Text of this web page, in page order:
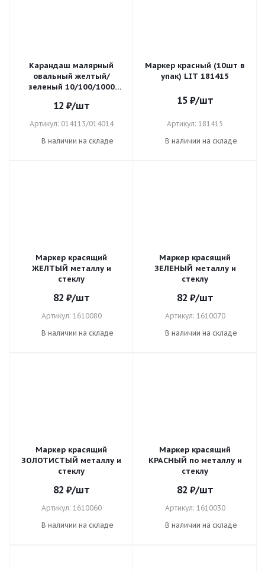
Карандаш малярный
овальный желтый/
зеленый 10/100/1000
12 ₽/шт
Артикул: 014113/014014
В наличии на складе
Маркер красный (10шт в
упак) LIT 181415
15₽/шт
Артикул: 181415
В наличии на складе
Маркер красящий
ЖЕЛТЫЙ металлу и
стеклу
82 ₽/шт
Артикул: 1610080
В наличии на складе
Маркер красящий
ЗЕЛЕНЫЙ металлу и
стеклу
82 ₽/шт
Артикул: 1610070
В наличии на складе
Маркер красящий
ЗОЛОТИСТЫЙ металлу и
стеклу
82 ₽/шт
Артикул: 1610060
В наличии на складе
Маркер красящий
КРАСНЫЙ по металлу и
стеклу
82 ₽/шт
Артикул: 1610030
В наличии на складе